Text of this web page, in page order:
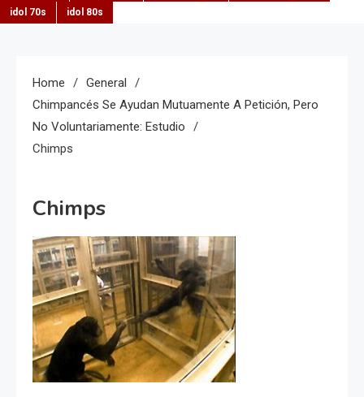
idol 70s
idol 80s
Home
General
Chimpancés Se Ayudan Mutuamente A Petición, Pero
No Voluntariamente: Estudio
Chimps
Chimps